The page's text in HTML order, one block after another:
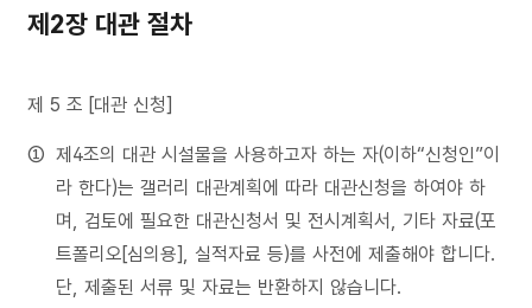
제2장 대관 절차
제 5 조 [대관 신청]
제4조의 대관 시설물을 사용하고자 하는 자(이하“신청인”이
라 한다)는 갤러리 대관계획에 따라 대관신청을 하여야 하
며, 검토에 필요한 대관신청서 및 전시계획서, 기타 자료(포
트폴리오[심의용], 실적자료 등)를 사전에 제출해야 합니다.
단, 제출된 서류 및 자료는 반환하지 않습니다.